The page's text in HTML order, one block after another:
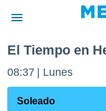
de
por
El Tiempo en
08:37 Lunes
Soleado